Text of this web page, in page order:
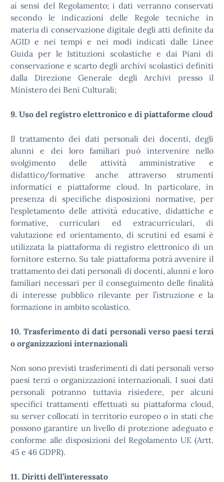
ai sensi del Regolamento; i dati verranno conservati
secondo le indicazioni delle Regole tecniche in
materia di conservazione digitale degli atti definite da
AGID e nei tempi e nei modi indicati dalle Linee
Guida per le Istituzioni scolastiche e dai Piani di
conservazione e scarto degli archivi scolastici definiti
dalla Direzione Generale degli Archivi presso il
Ministero dei Beni Culturali;
9. Uso del registro elettronico e di piattaforme cloud
Il trattamento dei dati personali dei docenti, degli
alunni e dei loro familiari può intervenire nello
svolgimento delle attività amministrative e
didattico/formative anche attraverso strumenti
informatici e piattaforme cloud. In particolare, in
presenza di specifiche disposizioni normative, per
l'espletamento delle attività educative, didattiche e
formative, curriculari ed extracurriculari, di
valutazione ed orientamento, di scrutini ed esami è
utilizzata la piattaforma di registro elettronico di un
fornitore esterno. Su tale piattaforma potrà avvenire il
trattamento dei dati personali di docenti, alunni e loro
familiari necessari per il conseguimento delle finalità
di interesse pubblico rilevante per l’istruzione e la
formazione in ambito scolastico.
10. Trasferimento di dati personali verso paesi terzi
o organizzazioni internazionali
Non sono previsti trasferimenti di dati personali verso
paesi terzi o organizzazioni internazionali. I suoi dati
personali potranno tuttavia risiedere, per alcuni
specifici trattamenti effettuati su piattaforma cloud,
su server collocati in territorio europeo o in stati che
possono garantire un livello di protezione adeguato e
conforme alle disposizioni del Regolamento UE (Artt.
45 e 46 GDPR).
11. Diritti dell’interessato